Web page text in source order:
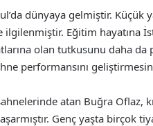
dünyaya gelmiştir.
Eğitim hayatına
olan tutkusunu daha
performansını
atan Buğra Oflaz,
Genç yaşta birçok